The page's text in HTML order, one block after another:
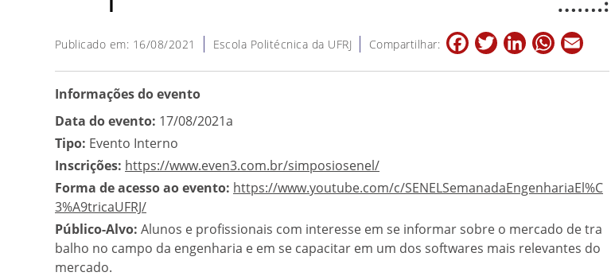
Publicado em: 16/08/2021 Escola Politécnica da UFRJ Compartilhar: FacebookTwitterLinkedInWhatsApp
Informações do evento
Data do evento: 17/08/2021a
Tipo: Evento Interno
Inscrições: https://www.even3.com.br/simposiosenel/
Forma de acesso ao evento: https://www.youtube.com/c/SENELSemanadaEngenhariaEl%C
3%A9tricaUFRJ/
Público-Alvo: Alunos e profissionais com interesse em se informar sobre o mercado de tra
balho no campo da engenharia e em se capacitar em um dos softwares mais relevantes do
mercado.